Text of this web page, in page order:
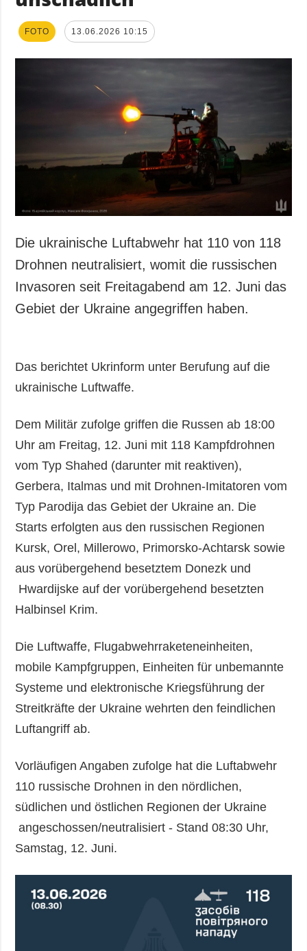
FOTO 13.06.2026 10:15
Die ukrainische Luftabwehr hat 110 von 118
Drohnen neutralisiert, womit die russischen
Invasoren seit Freitagabend am 12. Juni das
Gebiet der Ukraine angegriffen haben.
Das berichtet Ukrinform unter Berufung auf die
ukrainische Luftwaffe.
Dem Militär zufolge griffen die Russen ab 18:00
Uhr am Freitag, 12. Juni mit 118 Kampfdrohnen
vom Typ Shahed (darunter mit reaktiven),
Gerbera, Italmas und mit Drohnen-Imitatoren vom
Typ Parodija das Gebiet der Ukraine an. Die
Starts erfolgten aus den russischen Regionen
Kursk, Orel, Millerowo, Primorsko-Achtarsk sowie
aus vorübergehend besetztem Donezk und
Hwardijske auf der vorübergehend besetzten
Halbinsel Krim.
Die Luftwaffe, Flugabwehrraketeneinheiten,
mobile Kampfgruppen, Einheiten für unbemannte
Systeme und elektronische Kriegsführung der
Streitkräfte der Ukraine wehrten den feindlichen
Luftangriff ab.
Vorläufigen Angaben zufolge hat die Luftabwehr
110 russische Drohnen in den nördlichen,
südlichen und östlichen Regionen der Ukraine
angeschossen/neutralisiert - Stand 08:30 Uhr,
Samstag, 12. Juni.